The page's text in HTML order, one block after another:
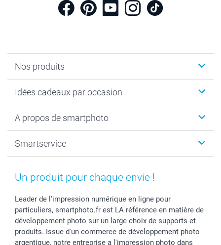
Nos produits
Calendrier photo & Agenda photo
Tirage photo & agrandissement
Faire-part & Cartes
Coques smartphone
Cadres photo & accessoires déco
Dénicheur d'idées cadeau
Idées cadeaux par occasion
Anniversaire
Naissance & baptême
Fête des Mères
Communion
Baptême
Toussaint
Rentrée des classes
A propos de smartphoto
Plan du site
Droit de rétraction
Vie privée
Gestion des cookies
Tarifs
Partenariats & Influence
Smartservice
Aide
smartfriends
Livraison
Modes de paiement
Grandes quantités
Un produit pour chaque envie !
Leader de l'impression numérique en ligne pour
particuliers, smartphoto.fr est LA référence en matière de
développement photo sur un large choix de supports et
produits. Issue d'un commerce de développement photo
argentique, notre entreprise a l'impression photo dans